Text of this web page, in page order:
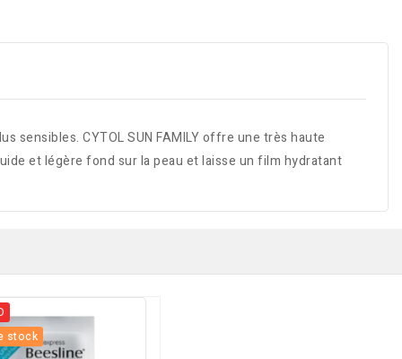
sensibles. CYTOL SUN FAMILY offre une très haute
et légère fond sur la peau et laisse un film hydratant
stock